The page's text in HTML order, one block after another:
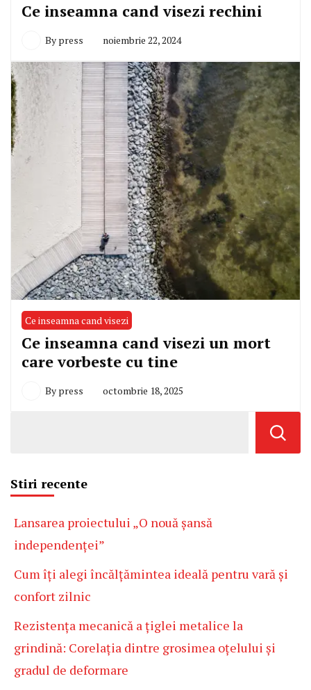
Ce inseamna cand visezi rechini
By press noiembrie 22, 2024
Ce inseamna cand visezi
Ce inseamna cand visezi un mort
care vorbeste cu tine
By press octombrie 18, 2025
Stiri recente
Lansarea proiectului „O nouă șansă
independenței”
Cum îți alegi încălțămintea ideală pentru vară și
confort zilnic
Rezistența mecanică a țiglei metalice la
grindină: Corelația dintre grosimea oțelului și
gradul de deformare